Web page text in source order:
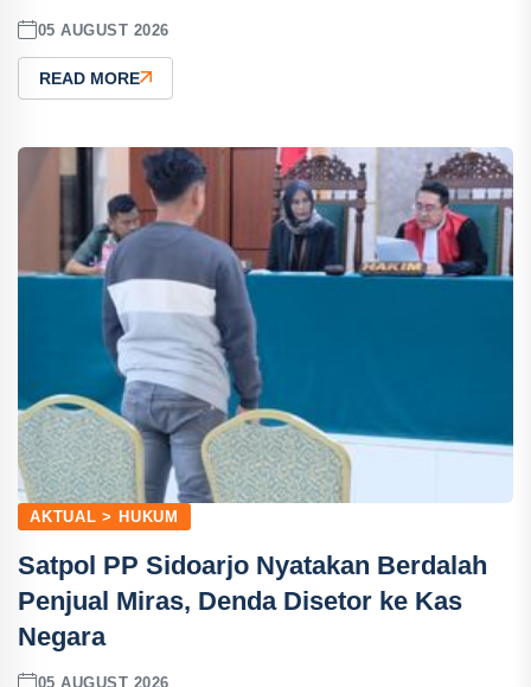
05 AUGUST 2026
READ MORE
AKTUAL > HUKUM
Satpol PP Sidoarjo Nyatakan Berdalah
Penjual Miras, Denda Disetor ke Kas
Negara
05 AUGUST 2026